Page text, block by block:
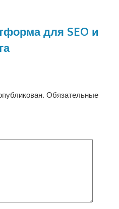
для SEO и
Обязательные